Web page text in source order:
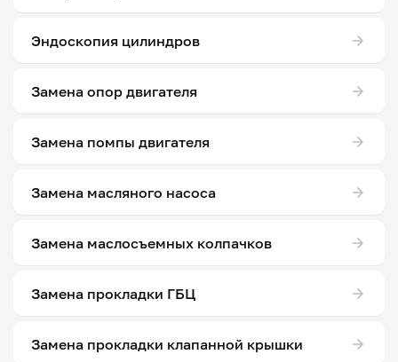
Эндоскопия цилиндров
Замена опор двигателя
Замена помпы двигателя
Замена масляного насоса
Замена маслосъемных колпачков
Замена прокладки ГБЦ
Замена прокладки клапанной крышки